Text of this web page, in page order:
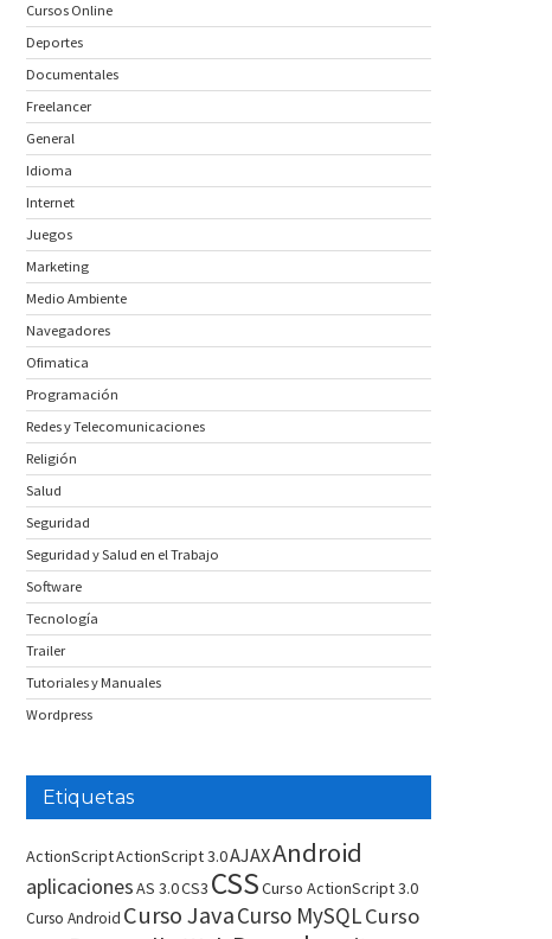
Cursos Online
Deportes
Documentales
Freelancer
General
Idioma
Internet
Juegos
Marketing
Medio Ambiente
Navegadores
Ofimatica
Programación
Redes y Telecomunicaciones
Religión
Salud
Seguridad
Seguridad y Salud en el Trabajo
Software
Tecnología
Trailer
Tutoriales y Manuales
Wordpress
Etiquetas
ActionScriptActionScript 3.0AJAXAndroid
aplicacionesAS 3.0CS3 CSSCurso ActionScript 3.0
Curso Android Curso JavaCurso MySQLCurso